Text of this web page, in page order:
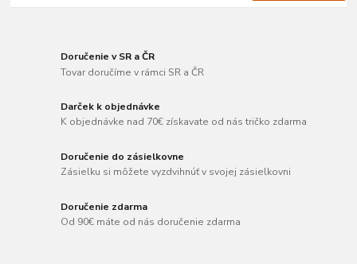
Doručenie v SR a ČR
Tovar doručíme v rámci SR a ČR
Darček k objednávke
K objednávke nad 70€ získavate od nás tričko zdarma
Doručenie do zásielkovne
Zásielku si môžete vyzdvihnúť v svojej zásielkovni
Doručenie zdarma
Od 90€ máte od nás doručenie zdarma